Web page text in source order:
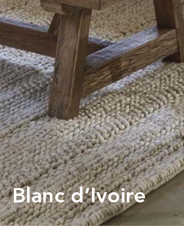
Blanc d’Ivoire